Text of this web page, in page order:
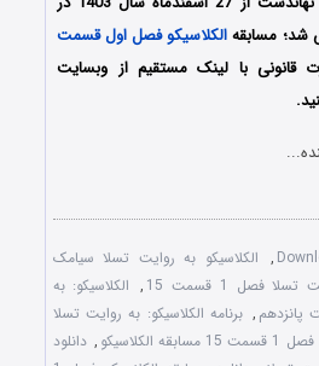
مسابقهالکلاسیکو فصل اول قسمت
قانونی با لینک مستقیم از وبسایت
, الکلاسیکو به روایت تسلا سیامک
فصل 1 قسمت 15 , الکلاسیکو: به
, برنامه الکلاسیکو: به روایت تسلا
الکلاسیکو , دانلود